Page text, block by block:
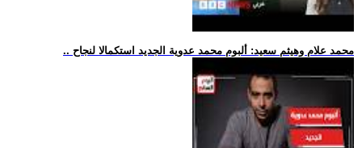
.. محمد علام وهيثم سعيد: ألبوم محمد عدوية الجديد استكمالا لنجاح